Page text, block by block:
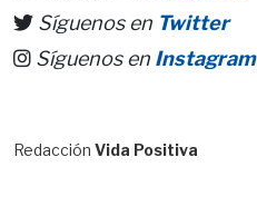
Síguenos en Twitter
Síguenos en Instagram
Redacción Vida Positiva